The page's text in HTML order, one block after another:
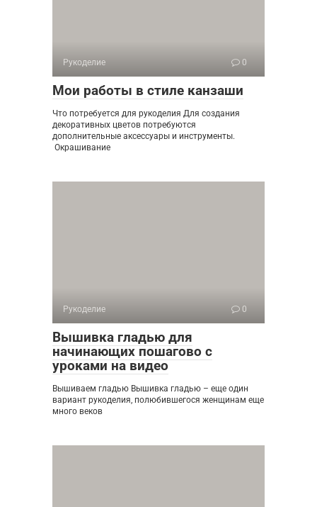
Рукоделие 0
Мои работы в стиле канзаши
Что потребуется для рукоделия Для создания
декоративных цветов потребуются
дополнительные аксессуары и инструменты.
Окрашивание
Рукоделие 0
Вышивка гладью для
начинающих пошагово с
уроками на видео
Вышиваем гладью Вышивка гладью – еще один
вариант рукоделия, полюбившегося женщинам еще
много веков